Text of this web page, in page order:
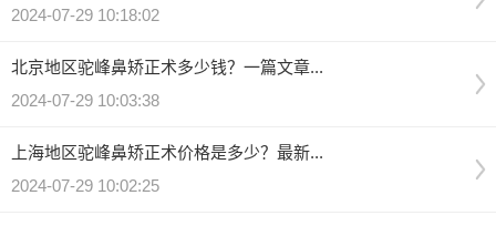
2024-07-29 10:18:02
北京地区驼峰鼻矫正术多少钱？一篇文章...
2024-07-29 10:03:38
上海地区驼峰鼻矫正术价格是多少？最新...
2024-07-29 10:02:25